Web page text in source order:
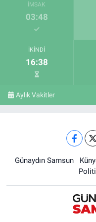
İMSAK
03:48
İKINDI
16:38
Aylık Vakitler
Günaydın Samsun